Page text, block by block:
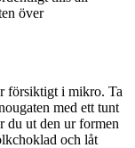
över
försiktigt i mikro. Ta
med ett tunt
du ut den ur formen
och låt